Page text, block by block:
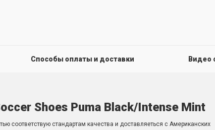
Способы оплаты и доставки Видео
Shoes Puma Black/Intense Mint
соответствую стандартам качества и доставляеться с Американских